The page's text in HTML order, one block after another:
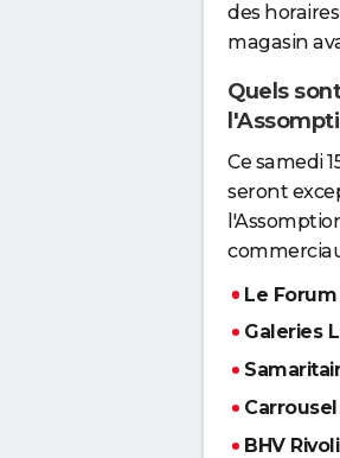
des
magasin
Quels
Ce samedi
seront
Le
Galeries
BHV Rivoli